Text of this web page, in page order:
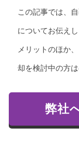
この記事では、
についてお伝えし
メリットのほか
却を検討中の方
弊社